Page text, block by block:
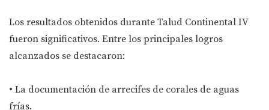
Los resultados obtenidos durante Talud Continental IV
fueron significativos. Entre los principales logros
alcanzados se destacaron:
• La documentación de arrecifes de corales de aguas
frías.